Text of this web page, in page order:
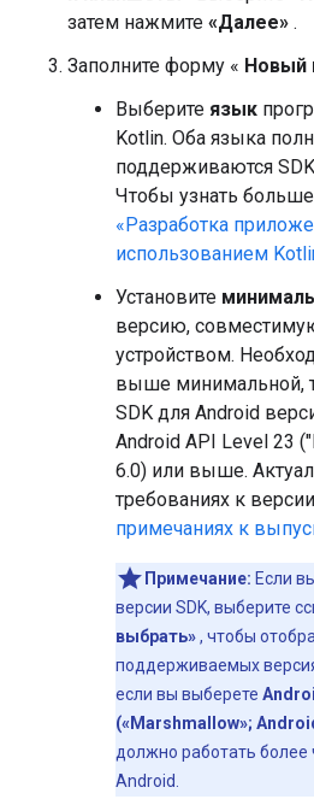
затем нажмите «Далее» .
Заполните форму « Новый
Выберите язык
Kotlin. Оба языка
поддерживаются
Чтобы узнать
«Разработка
использованием
Установите
версию,
устройством.
выше минимальной,
SDK для Android
Android API Level 23
6.0) или выше.
требованиях к
примечаниях к
Примечание: Если
версии SDK, выберите
выбрать», чтобы
поддерживаемых
если вы выберете
(«Marshmallow»;
должно работать более
Android.